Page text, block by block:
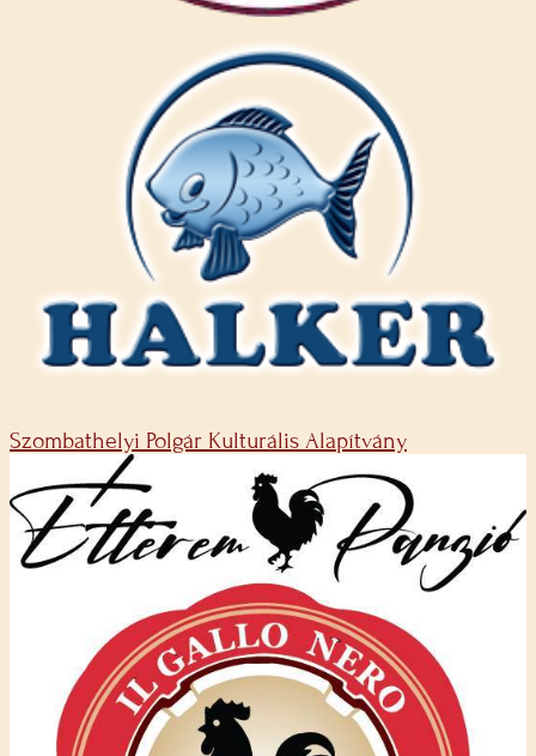
Szombathelyi Polgár Kulturális Alapítvány